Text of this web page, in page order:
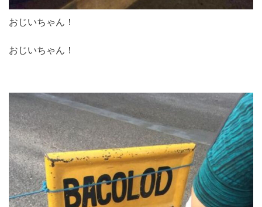
おじいちゃん！
おじいちゃん！